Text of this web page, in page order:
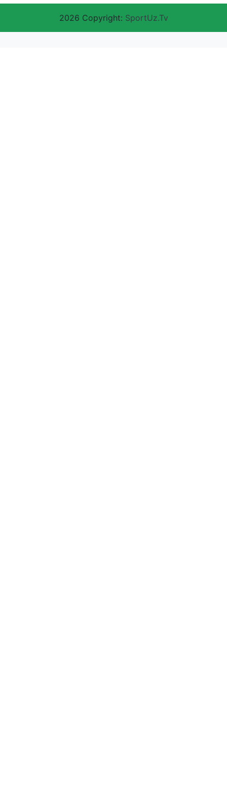
2026 Copyright: SportUz.Tv